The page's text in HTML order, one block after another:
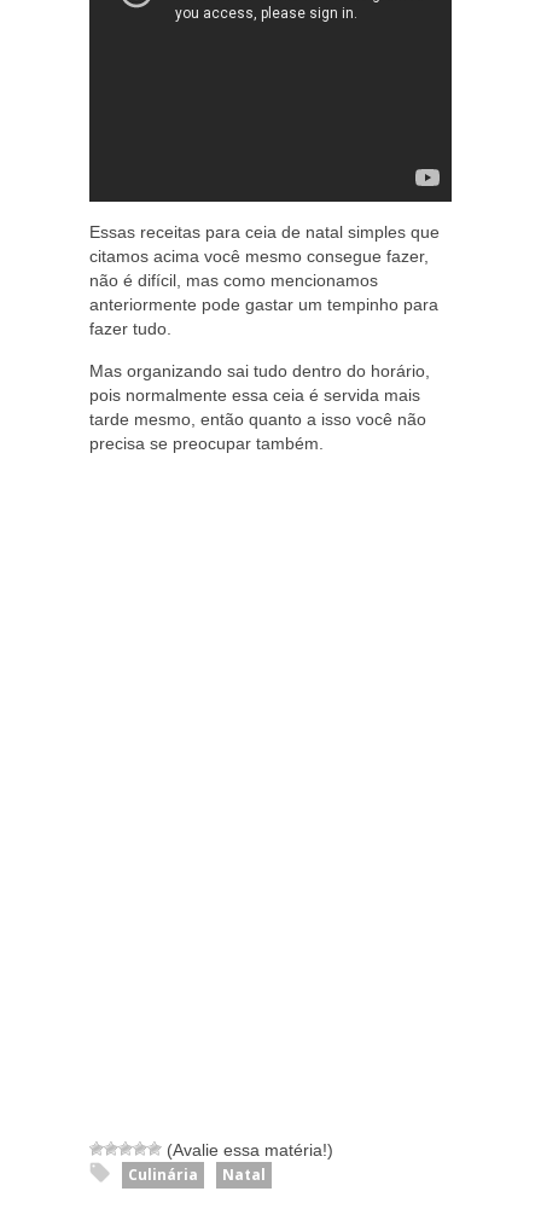
Essas receitas para ceia de natal simples que
citamos acima você mesmo consegue fazer,
não é difícil, mas como mencionamos
anteriormente pode gastar um tempinho para
fazer tudo.
Mas organizando sai tudo dentro do horário,
pois normalmente essa ceia é servida mais
tarde mesmo, então quanto a isso você não
precisa se preocupar também.
(Avalie essa matéria!)
Culinária Natal